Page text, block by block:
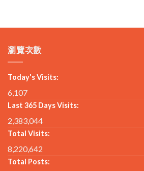
瀏覽次數
Today's Visits:
6,107
Last 365 Days Visits:
2,383,044
Total Visits:
8,220,642
Total Posts: